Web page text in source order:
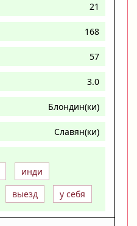
21
168
57
3.0
Блондин(ки)
Славян(ки)
инди
выезд у себя